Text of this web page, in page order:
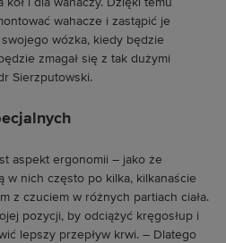
kół i dla wahaczy. Dzięki temu
wahacze i zastąpić je
swojego wózka, kiedy będzie
zmagał się z tak dużymi
Sierzputowski.
aspekt ergonomii – jako że
w nich często po kilka, kilkanaście
z czuciem w różnych partiach ciała.
pozycji, by odciążyć kręgosłup i
lepszy przepływ krwi. – Dlatego